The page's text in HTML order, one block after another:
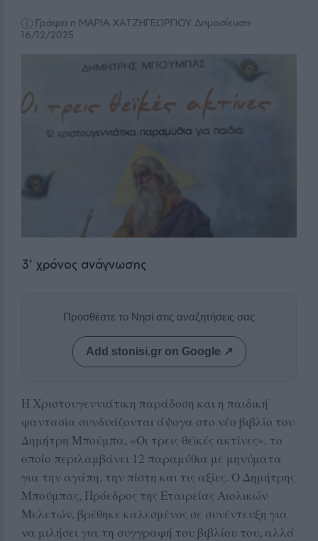
Γράφει η ΜΑΡΙΑ ΧΑΤΖΗΓΕΩΡΓΙΟΥ Δημοσίευση
16/12/2025
3' χρόνος ανάγνωσης
Προσθέστε το Νησί στις αναζητήσεις σας
Add stonisi.gr on Google ↗
Η Χριστουγεννιάτικη παράδοση και η παιδική
φαντασία συνδυάζονται άψογα στο νέο βιβλίο του
Δημήτρη Μπούμπα, «Οι τρεις θεϊκές ακτίνες», το
οποίο περιλαμβάνει 12 παραμύθια με μηνύματα
για την αγάπη, την πίστη και τις αξίες. Ο Δημήτρης
Μπούμπας, Πρόεδρος της Εταιρείας Αιολικών
Μελετών, βρέθηκε καλεσμένος σε συνέντευξη για
να μιλήσει για τη συγγραφή του βιβλίου του, αλλά